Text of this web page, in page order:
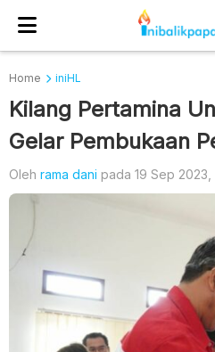
Home iniHL
Kilang Pertamina
Gelar Pembukaan
Oleh rama dani pada 19 Sep 2023,